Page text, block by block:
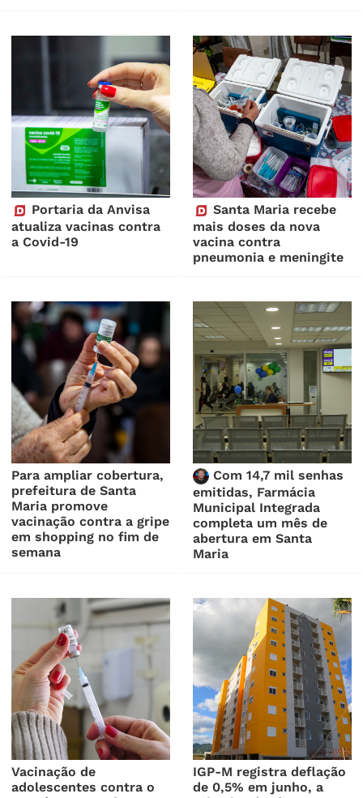
Portaria da Anvisa
atualiza vacinas contra
a Covid-19
Santa Maria recebe
mais doses da nova
vacina contra
pneumonia e meningite
Para ampliar cobertura,
prefeitura de Santa
Maria promove
vacinação contra a gripe
em shopping no fim de
semana
Com 14,7 mil senhas
emitidas, Farmácia
Municipal Integrada
completa um mês de
abertura em Santa
Maria
Vacinação de
adolescentes contra o
IGP-M registra deflação
de 0,5% em junho, a